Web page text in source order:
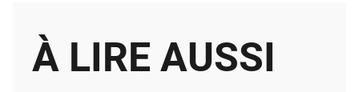
À LIRE AUSSI